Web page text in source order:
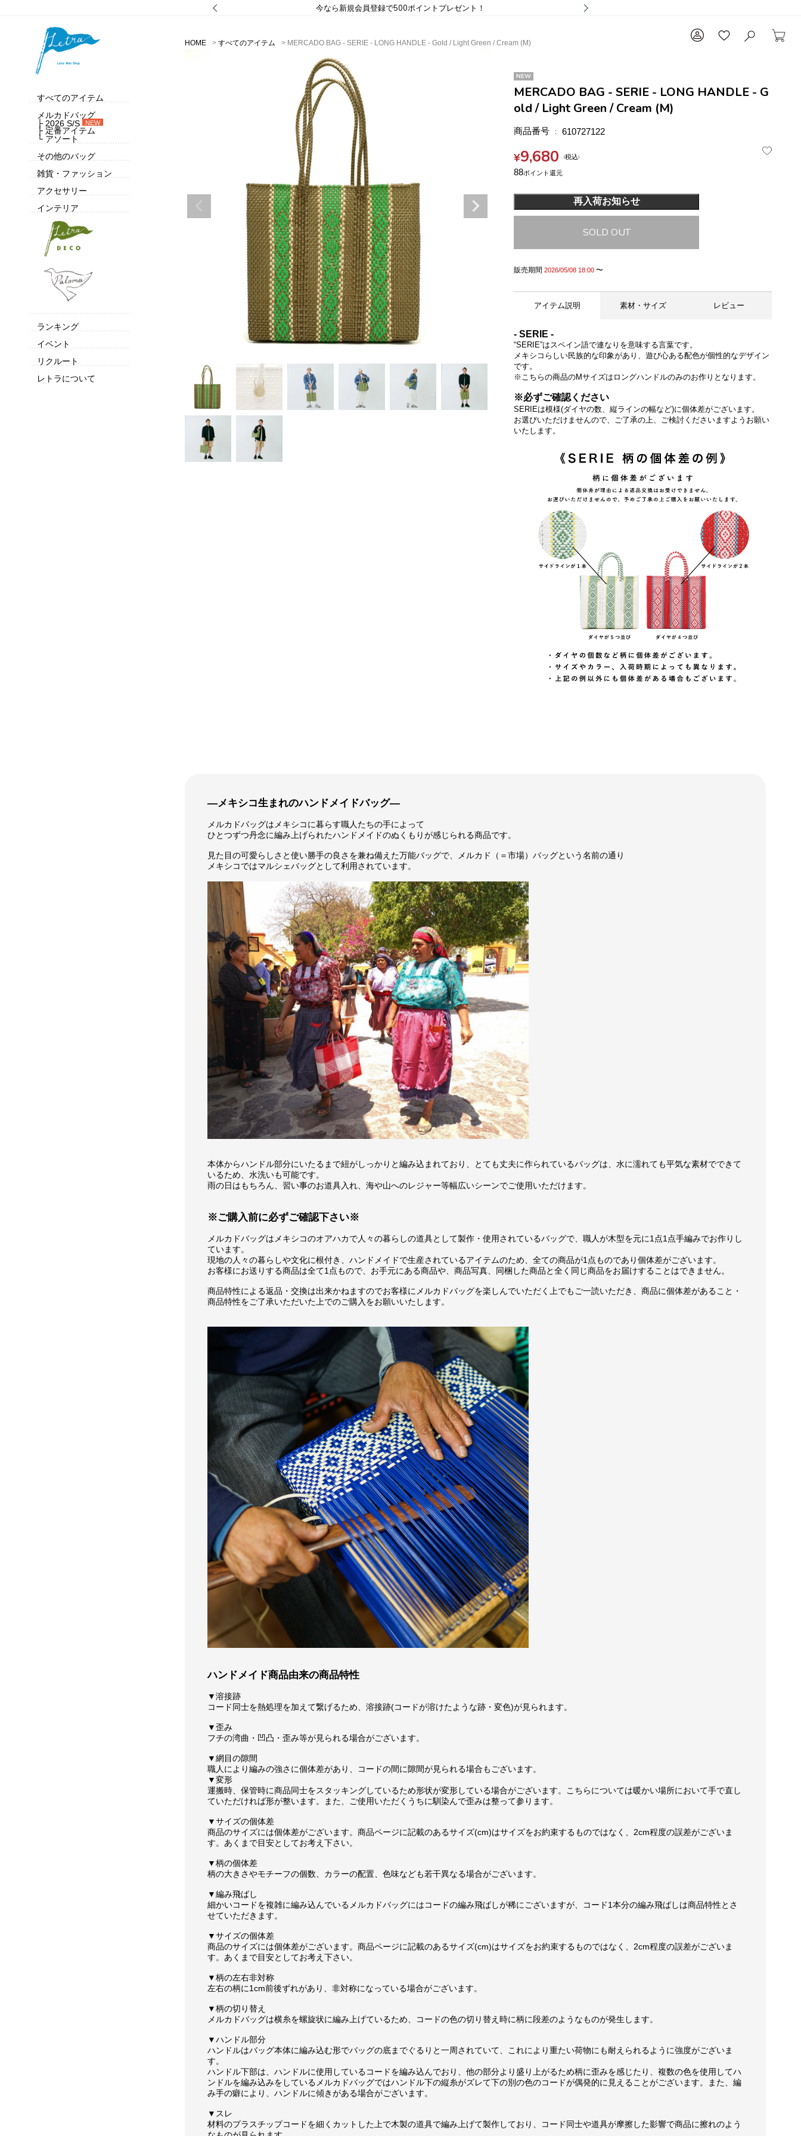
今なら新規会員登録で500ポイントプレゼント！
すべてのアイテム
メルカドバッグ
├ 2026 S/S
NEW
├ 定番アイテム
└ アソート
その他のバッグ
雑貨・ファッション
アクセサリー
インテリア
ランキング
イベント
リクルート
レトラについて
HOME すべてのアイテム MERCADO BAG - SERIE - LONG HANDLE - Gold / Light Green / Cream (M)
NEW
MERCADO BAG - SERIE - LONG HANDLE - G
old / Light Green / Cream (M)
商品番号 610727122
¥9,680 税込
88
再入荷お知らせ
SOLD OUT
販売期間 2026/05/08 18:00 〜
アイテム説明 素材・サイズ レビュー
- SERIE -
“SERIE”はスペイン語で連なりを意味する言葉です。
メキシコらしい民族的な印象があり、遊び心ある配色が個性的なデザイン
です。
※こちらの商品のMサイズはロングハンドルのみのお作りとなります。
※必ずご確認ください
SERIEは模様(ダイヤの数、縦ラインの幅など)に個体差がございます。
お選びいただけませんので、ご了承の上、ご検討くださいますようお願い
いたします。
―メキシコ生まれのハンドメイドバッグ―
メルカドバッグはメキシコに暮らす職人たちの手によって
ひとつずつ丹念に編み上げられたハンドメイドのぬくもりが感じられる商品です。
見た目の可愛らしさと使い勝手の良さを兼ね備えた万能バッグで、メルカド（＝市場）バッグという名前の通り
メキシコではマルシェバッグとして利用されています。
本体からハンドル部分にいたるまで紐がしっかりと編み込まれており、とても丈夫に作られているバッグは、水に濡れても平気な素材でできて
いるため、水洗いも可能です。
雨の日はもちろん、習い事のお道具入れ、海や山へのレジャー等幅広いシーンでご使用いただけます。
※ご購入前に必ずご確認下さい※
メルカドバッグはメキシコのオアハカで人々の暮らしの道具として製作・使用されているバッグで、職人が木型を元に1点1点手編みでお作りし
ています。
現地の人々の暮らしや文化に根付き、ハンドメイドで生産されているアイテムのため、全ての商品が1点ものであり個体差がございます。
お客様にお送りする商品は全て1点もので、お手元にある商品や、商品写真、同梱した商品と全く同じ商品をお届けすることはできません。
商品特性による返品・交換は出来かねますのでお客様にメルカドバッグを楽しんでいただく上でもご一読いただき、商品に個体差があること・
商品特性をご了承いただいた上でのご購入をお願いいたします。
ハンドメイド商品由来の商品特性
▼溶接跡
コード同士を熱処理を加えて繋げるため、溶接跡(コードが溶けたような跡・変色)が見られます。
▼歪み
フチの湾曲・凹凸・歪み等が見られる場合がございます。
▼網目の隙間
職人により編みの強さに個体差があり、コードの間に隙間が見られる場合もございます。
▼変形
運搬時、保管時に商品同士をスタッキングしているため形状が変形している場合がございます。こちらについては暖かい場所において手で直し
ていただければ形が整います。また、ご使用いただくうちに馴染んで歪みは整って参ります。
▼サイズの個体差
商品のサイズには個体差がございます。商品ページに記載のあるサイズ(cm)はサイズをお約束するものではなく、2cm程度の誤差がございま
す。あくまで目安としてお考え下さい。
▼柄の個体差
柄の大きさやモチーフの個数、カラーの配置、色味なども若干異なる場合がございます。
▼編み飛ばし
細かいコードを複雑に編み込んでいるメルカドバッグにはコードの編み飛ばしが稀にございますが、コード1本分の編み飛ばしは商品特性とさ
せていただきます。
▼サイズの個体差
商品のサイズには個体差がございます。商品ページに記載のあるサイズ(cm)はサイズをお約束するものではなく、2cm程度の誤差がございま
す。あくまで目安としてお考え下さい。
▼柄の左右非対称
左右の柄に1cm前後ずれがあり、非対称になっている場合がございます。
▼柄の切り替え
メルカドバッグは横糸を螺旋状に編み上げているため、コードの色の切り替え時に柄に段差のようなものが発生します。
▼ハンドル部分
ハンドルはバッグ本体に編み込む形でバッグの底までぐるりと一周されていて、これにより重たい荷物にも耐えられるように強度がございま
す。
ハンドル下部は、ハンドルに使用しているコードを編み込んでおり、他の部分より盛り上がるため柄に歪みを感じたり、複数の色を使用してハ
ンドルを編み込みをしているメルカドバッグではハンドル下の縦糸がズレて下の別の色のコードが偶発的に見えることがございます。また、編
み手の癖により、ハンドルに傾きがある場合がございます。
▼スレ
材料のプラスチップコードを細くカットした上で木製の道具で編み上げて製作しており、コード同士や道具が摩擦した影響で商品に擦れのよう